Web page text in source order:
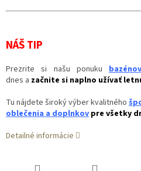
NÁŠ TIP
Prezrite si našu ponuku
dnes a začnite si naplno užívať
Tu nájdete široký výber kvalitného
oblečenia a doplnkov pre všetky
Detailné informácie